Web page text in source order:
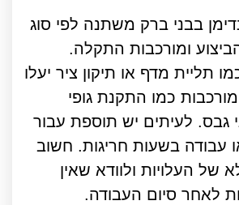
בבני ברק משתנה לפי סוג
ומורכבות התקלה.
תליית מדף או תיקון ציר יעלו
כמו התקנת גופי
גבס. לעיתים יש תוספת עבור
עבודה בשעות חריגות. חשוב
של העלויות ולוודא שאין
לאחר סיום העבודה.